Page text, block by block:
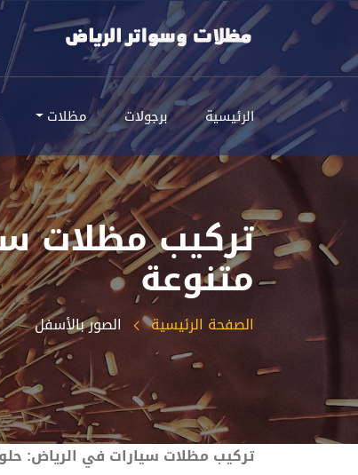
الرئيسية برجولات مظلات
تركيب مظلات
متنوعة
الصفحة الرئيسية الصور بالأسفل
تركيب مظلات سيارات في الرياض: